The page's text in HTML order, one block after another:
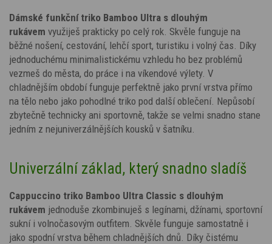
Dámské funkční triko Bamboo Ultra s dlouhým
rukávem využiješ prakticky po celý rok. Skvěle funguje na
běžné nošení, cestování, lehčí sport, turistiku i volný čas. Díky
jednoduchému minimalistickému vzhledu ho bez problémů
vezmeš do města, do práce i na víkendové výlety. V
chladnějším období funguje perfektně jako první vrstva přímo
na tělo nebo jako pohodlné triko pod další oblečení. Nepůsobí
zbytečně technicky ani sportovně, takže se velmi snadno stane
jedním z nejuniverzálnějších kousků v šatníku.
Univerzální základ, který snadno sladíš
Cappuccino triko Bamboo Ultra Classic s dlouhým
rukávem jednoduše zkombinuješ s legínami, džínami, sportovní
sukní i volnočasovým outfitem. Skvěle funguje samostatně i
jako spodní vrstva během chladnějších dnů. Díky čistému